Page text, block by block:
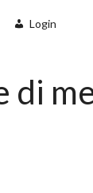
Login
di